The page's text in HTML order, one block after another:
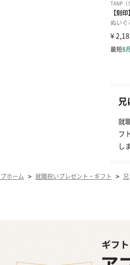
就
フ
し
ホーム > 就職祝いプレゼント・ギフト > 兄